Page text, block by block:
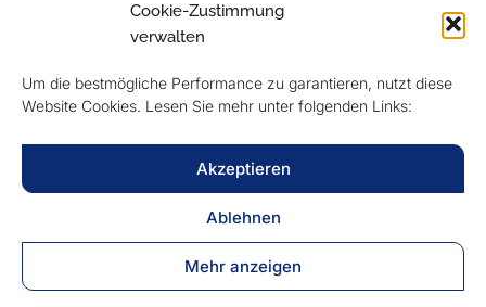
Cookie-Zustimmung
verwalten
Um die bestmögliche Performance zu garantieren, nutzt diese
Website Cookies. Lesen Sie mehr unter folgenden Links:
Akzeptieren
Ablehnen
Mehr anzeigen
Mitglieder
VERFOLGEN SIE UNS